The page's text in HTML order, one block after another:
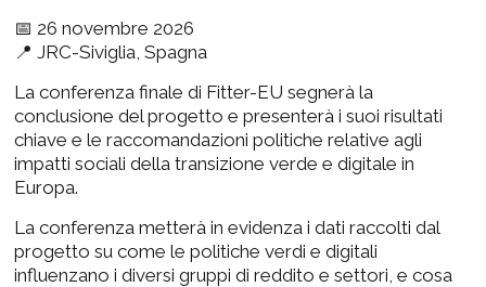
📅 26 novembre 2026
📍 JRC-Siviglia, Spagna
La conferenza finale di Fitter-EU segnerà la
conclusione del progetto e presenterà i suoi risultati
chiave e le raccomandazioni politiche relative agli
impatti sociali della transizione verde e digitale in
Europa.
La conferenza metterà in evidenza i dati raccolti dal
progetto su come le politiche verdi e digitali
influenzano i diversi gruppi di reddito e settori, e cosa